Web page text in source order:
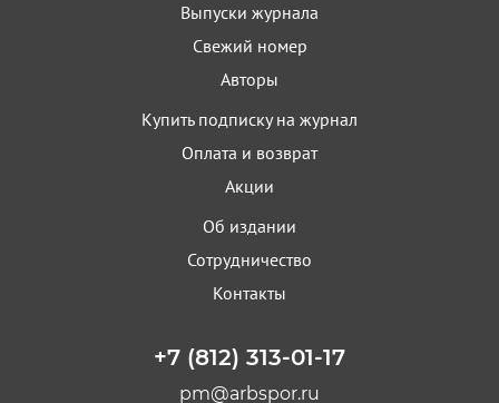
Выпуски журнала
Свежий номер
Авторы
Купить подписку на журнал
Оплата и возврат
Акции
Об издании
Сотрудничество
Контакты
+7 (812) 313-01-17
pm@arbspor.ru